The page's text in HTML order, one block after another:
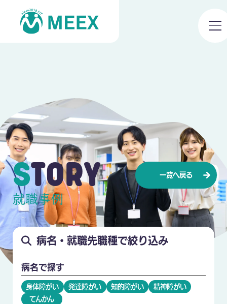
STORY
就職事例
一覧へ戻る
病名・就職先職種で絞り込み
病名で探す
身体障がい 発達障がい 知的障がい
精神障がい
てんかん